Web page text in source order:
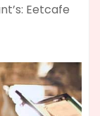
Eetcafe